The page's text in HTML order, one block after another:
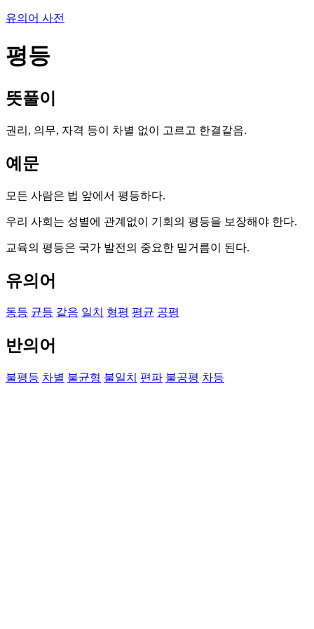
유의어 사전
평등
뜻풀이
권리, 의무, 자격 등이 차별 없이 고르고 한결같음.
예문
모든 사람은 법 앞에서 평등하다.
우리 사회는 성별에 관계없이 기회의 평등을 보장해야 한다.
교육의 평등은 국가 발전의 중요한 밑거름이 된다.
유의어
동등 균등 같음 일치 형평 평균 공평
반의어
불평등 차별 불균형 불일치 편파 불공평 차등